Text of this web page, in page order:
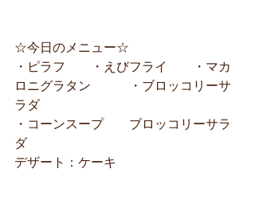
☆今日のメニュー☆
・ピラフ　　・えびフライ　　・マカ
ロニグラタン　　　・ブロッコリーサ
ラダ
・コーンスープ　　ブロッコリーサラ
ダ
デザート：ケーキ